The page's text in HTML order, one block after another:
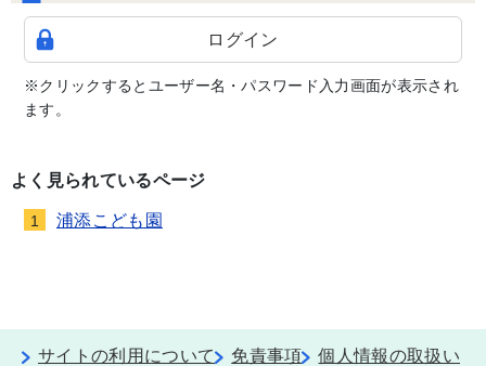
ログイン
※クリックするとユーザー名・パスワード入力画面が表示され
ます。
よく見られているページ
1 浦添こども園
サイトの利用について 免責事項
個人情報の取扱い